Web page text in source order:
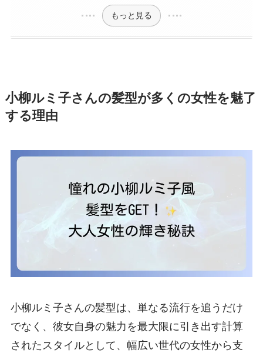
もっと見る
小柳ルミ子さんの髪型が多くの女性を魅了
する理由
小柳ルミ子さんの髪型は、単なる流行を追うだけ
でなく、彼女自身の魅力を最大限に引き出す計算
されたスタイルとして、幅広い世代の女性から支